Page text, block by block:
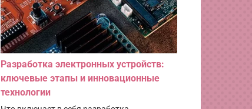
Разработка электронных устройств:
ключевые этапы и инновационные
технологии